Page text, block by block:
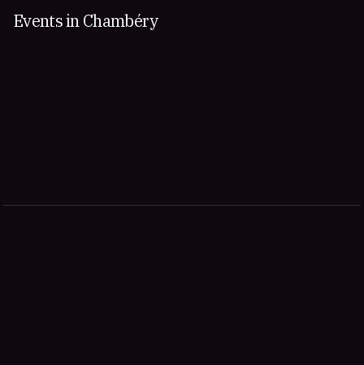
Events in Chambéry